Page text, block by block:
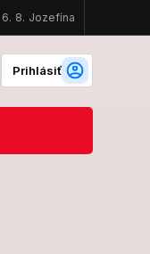
lži! FOTO Sajfa
Prihlásiť